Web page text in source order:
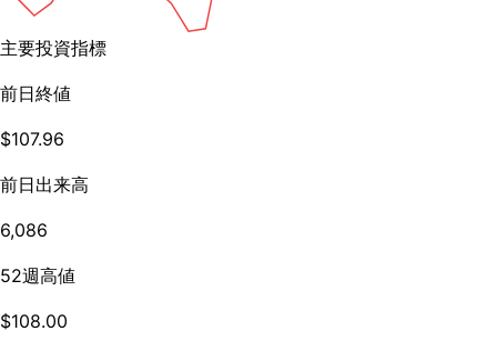
主要投資指標
前日終値
$107.96
前日出来高
6,086
52週高値
$108.00